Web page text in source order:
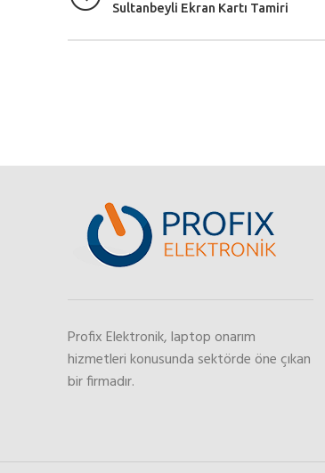
Sultanbeyli Ekran Kartı Tamiri
Profix Elektronik, laptop onarım
hizmetleri konusunda sektörde öne çıkan
bir firmadır.